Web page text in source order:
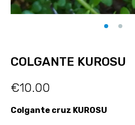
COLGANTE KUROSU
€10.00
Colgante cruz KUROSU